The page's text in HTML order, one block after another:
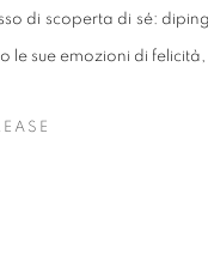
di scoperta di sé:
le sue emozioni di